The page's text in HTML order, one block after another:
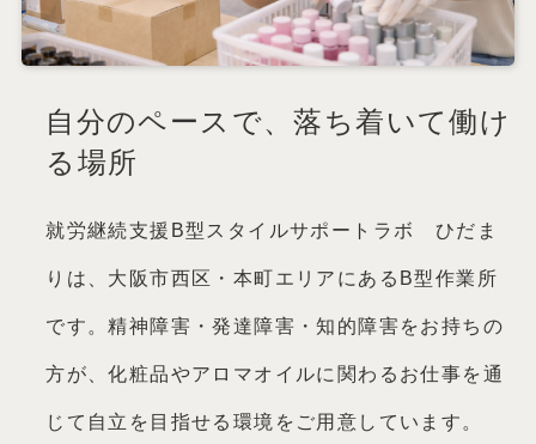
[2026-06-29]
見学・体験利用の流れ｜
スタイルサポートラボ ひだまり
自分のペースで、落ち着いて働け
る場所
就労継続支援B型スタイルサポートラボ ひだま
りは、大阪市西区・本町エリアにあるB型作業所
です。精神障害・発達障害・知的障害をお持ちの
方が、化粧品やアロマオイルに関わるお仕事を通
じて自立を目指せる環境をご用意しています。